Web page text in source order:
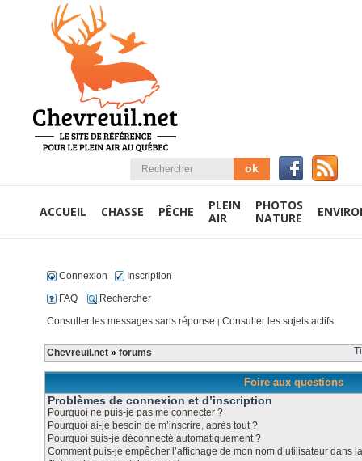
ACCUEIL CHASSE PÊCHE
PLEIN
AIR
PHOTOS
NATURE
Connexion
Inscription
FAQ
Rechercher
Consulter les messages sans réponse | Consulter les sujets actifs
Chevreuil.net » forums
Foire aux questions
Problèmes de connexion et d’inscription
Pourquoi ne puis-je pas me connecter ?
Pourquoi ai-je besoin de m’inscrire, après tout ?
Pourquoi suis-je déconnecté automatiquement ?
Comment puis-je empêcher l’affichage de mon nom d’utilisateur dans